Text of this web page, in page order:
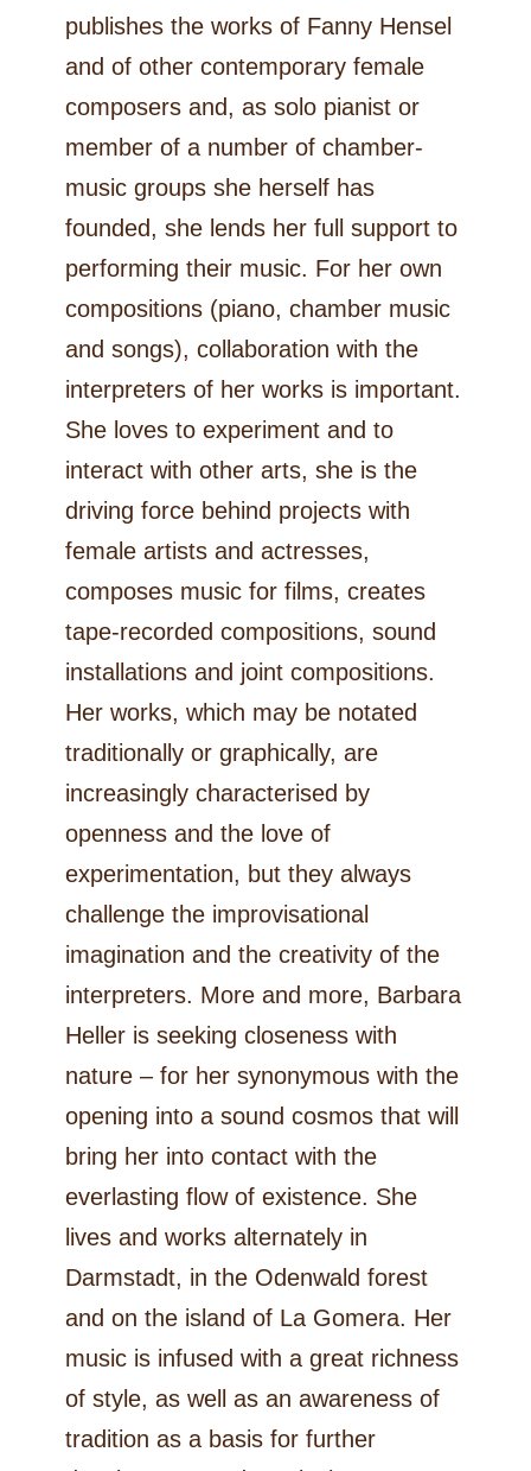
publishes the works of Fanny Hensel
and of other contemporary female
composers and, as solo pianist or
member of a number of chamber-
music groups she herself has
founded, she lends her full support to
performing their music. For her own
compositions (piano, chamber music
and songs), collaboration with the
interpreters of her works is important.
She loves to experiment and to
interact with other arts, she is the
driving force behind projects with
female artists and actresses,
composes music for films, creates
tape-recorded compositions, sound
installations and joint compositions.
Her works, which may be notated
traditionally or graphically, are
increasingly characterised by
openness and the love of
experimentation, but they always
challenge the improvisational
imagination and the creativity of the
interpreters. More and more, Barbara
Heller is seeking closeness with
nature – for her synonymous with the
opening into a sound cosmos that will
bring her into contact with the
everlasting flow of existence. She
lives and works alternately in
Darmstadt, in the Odenwald forest
and on the island of La Gomera. Her
music is infused with a great richness
of style, as well as an awareness of
tradition as a basis for further